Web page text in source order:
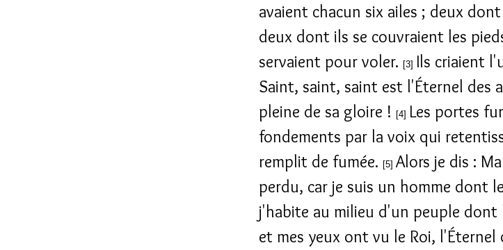
avaient chacun six ailes ; deux
deux dont ils se couvraient les
servaient pour voler. [3] Ils criaient
Saint, saint, saint est l'Éternel des
pleine de sa gloire !
[4] Les portes
fondements par la voix qui
remplit de fumée. [5] Alors je dis :
perdu, car je suis un homme dont
j'habite au milieu d'un peuple dont
et mes yeux ont vu le Roi, l'Éternel